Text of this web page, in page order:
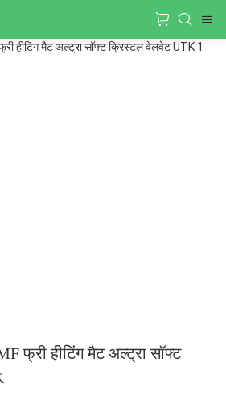
फ्री हीटिंग मैट अल्ट्रा सॉफ्ट